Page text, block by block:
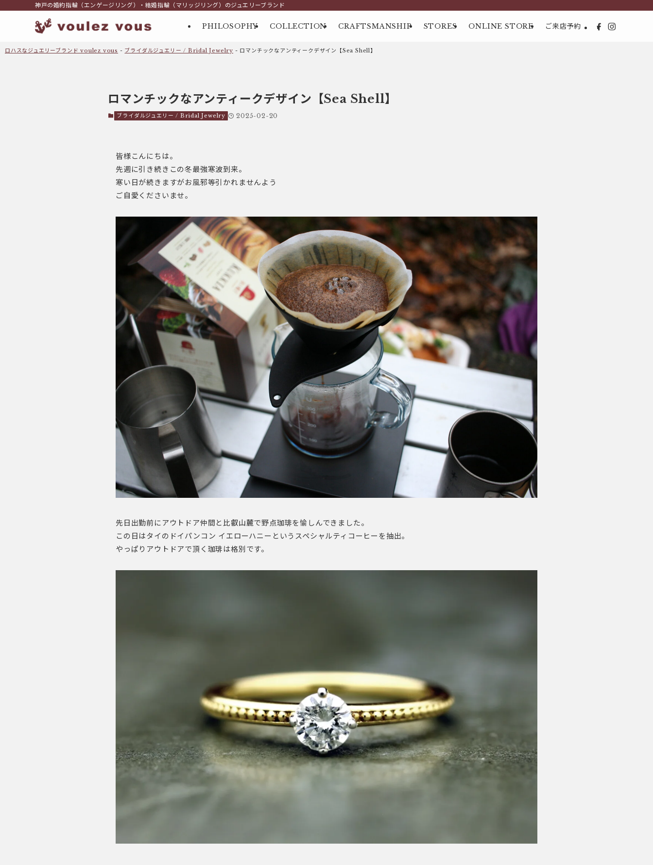
神戸の婚約指輪（エンゲージリング）・結婚指輪（マリッジリング）のジュエリーブランド
PHILOSOPHY COLLECTION CRAFTSMANSHIP STORES ONLINE STORE ご来店予約
ロハスなジュエリーブランド voulez vous - ブライダルジュエリー / Bridal Jewelry - ロマンチックなアンティークデザイン【Sea Shell】
ロマンチックなアンティークデザイン【Sea Shell】
ブライダルジュエリー / Bridal Jewelry 2025-02-20
皆様こんにちは。
先週に引き続きこの冬最強寒波到来。
寒い日が続きますがお風邪等引かれませんよう
ご自愛くださいませ。
先日出勤前にアウトドア仲間と比叡山麓で野点珈琲を愉しんできました。
この日はタイのドイパンコン イエローハニーというスペシャルティコーヒーを抽出。
やっぱりアウトドアで頂く珈琲は格別です。